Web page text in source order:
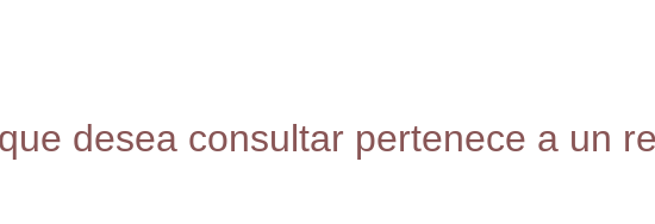
desea consultar pertenece a un